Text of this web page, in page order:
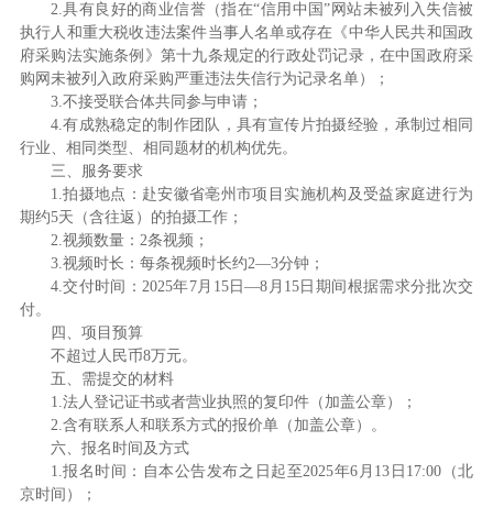
2.具有良好的商业信誉（指在“信用中国”网站未被列入失信被
执行人和重大税收违法案件当事人名单或存在《中华人民共和国政
府采购法实施条例》第十九条规定的行政处罚记录，在中国政府采
购网未被列入政府采购严重违法失信行为记录名单）；
3.不接受联合体共同参与申请；
4.有成熟稳定的制作团队，具有宣传片拍摄经验，承制过相同
行业、相同类型、相同题材的机构优先。
三、服务要求
1.拍摄地点：赴安徽省亳州市项目实施机构及受益家庭进行为
期约5天（含往返 ）的拍摄工作；
2.视频数量：2条视频；
3.视频时长： 每条视频时长约2—3分钟；
4.交付时间：2025年7月15日—8月15日期间根据需求分批次交
付。
四、项目预算
不超过人民币8万元。
五、需提交的材料
1.法人登记证书或者营业执照的复印件（ 加盖公章）；
2.含有联系人和联系方式的报价单（加盖公章）。
六、报名时间及方式
1.报名时间：自本公告发布之日起至2025年6月13日17:00（北
京时间）；